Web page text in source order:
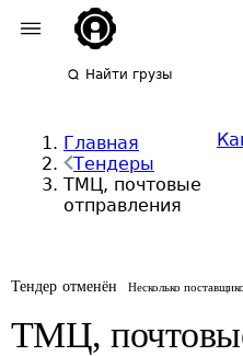
Найти грузы
Главная
Тендеры
ТМЦ, почтовые
отправления
Тендер отменён Несколько
ТМЦ,